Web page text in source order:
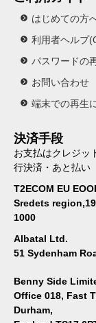
はじめての方
利用者ヘルプ
パスワードの
お問い合わせ
端末での再生
決済手段
お支払はクレジッ
行決済・あと払い
T2ECOM EU
Sredets
1000
Albatal Ltd.
51 Sydenham
Benny Side
Office 018, Fast
Durham,